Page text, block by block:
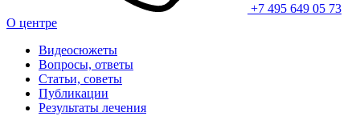
+7 495 649 05 73
О центре
Видеосюжеты
Вопросы, ответы
Статьи, советы
Публикации
Результаты лечения